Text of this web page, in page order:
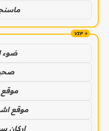
ضوء
موقع
موقع
اركان